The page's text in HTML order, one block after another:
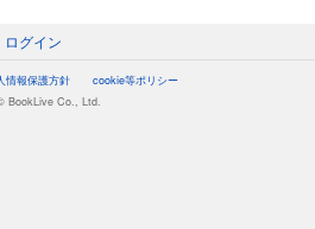
ログイン
情報保護方針
cookie等ポリシー
BookLive Co., Ltd.